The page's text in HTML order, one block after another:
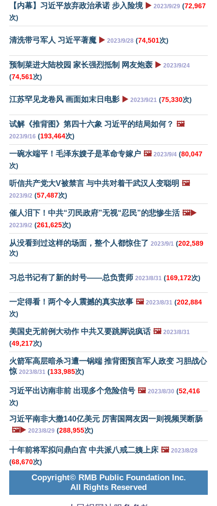
【内幕】习近平放弃政治承诺 步入险境 ▶️ 2023/9/29 (72,967
次)
清洗带弓军人 习近平著魔 ▶️ 2023/9/28 (74,501次)
预制菜进大陆校园 家长强烈抵制 网友炮轰 ▶️ 2023/9/24
(74,561次)
江苏罕见龙卷风 画面如末日电影 ▶️ 2023/9/21 (75,330次)
试解《推背图》第四十六象 习近平的结局如何？ 🖼️
2023/9/16 (193,464次)
一碗水端平！毛泽东嫂子是革命专嫁户 🖼️ 2023/9/4 (80,047
次)
听信共产党大V被禁言 与中共对着干武汉人变聪明 🖼️
2023/9/2 (57,487次)
催人泪下！中共“刃民政府”无视“忍民”的悲惨生活 🖼️▶️
2023/9/2 (261,625次)
从没看到过这样的场面，整个人都惊住了 2023/9/1 (202,589
次)
习总书记有了新的封号——总负责师 2023/8/31 (169,172次)
一定得看！两个令人震撼的真实故事 🖼️ 2023/8/31 (202,884
次)
美国史无前例大动作 中共又要跳脚说疯话 🖼️ 2023/8/31
(49,217次)
火箭军高层暗杀习遭一锅端 推背图预言军人政变 习胆战心
惊 2023/8/31 (133,985次)
习近平出访南非前 出现多个危险信号 🖼️ 2023/8/30 (52,416
次)
习近平南非大撒140亿美元 厉害国网友因一则视频哭断肠
🖼️▶️ 2023/8/29 (288,955次)
十年前将军拟问鼎白宫 中共派八戒二姨上床 🖼️ 2023/8/28
(68,670次)
Copyright© RMB Public Foundation Inc.
All Rights Reserved